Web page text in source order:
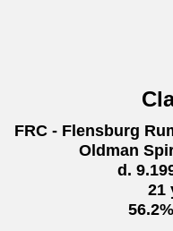
FRC - Flensburg
Oldman
d.
21